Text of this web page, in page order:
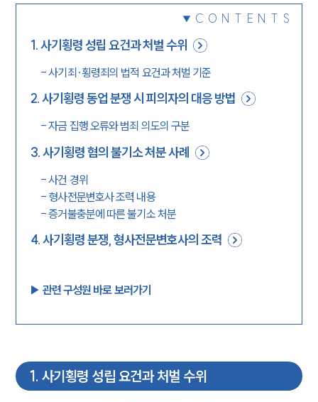
CONTENTS
1.사기횡령 성립 요건과 처벌 수위
-사기죄·횡령죄의 법적 요건과 처벌 기준
2.사기횡령 동업 분쟁 시 피의자의 대응 방법
-자금 집행 오류와 범죄 의도의 구분
3.사기횡령 혐의 불기소 처분 사례
-사건 경위
- 형사전문변호사 조력 내용
-증거불충분에 따른 불기소 처분
4.사기횡령 분쟁, 형사전문변호사의 조력
▶︎ 관련 구성원 바로 보러가기
1. 사기횡령 성립 요건과 처벌 수위